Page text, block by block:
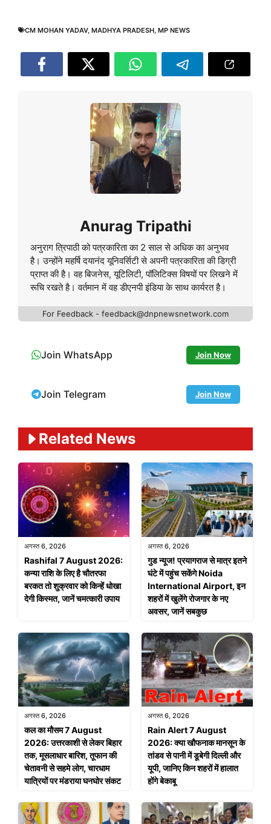
CM MOHAN YADAV, MADHYA PRADESH MP NEWS
Anurag Tripathi
अनुराग त्रिपाठी को पत्रकारिता का 2 साल से अधिक का अनुभव
है। उन्होंने महर्षि दयानंद यूनिवर्सिटी से अपनी पत्रकारिता की डिग्री
प्राप्त की है। वह बिजनेस, यूटिलिटी, पॉलिटिक्स विषयों पर लिखने में
रूचि रखते है। वर्तमान में वह डीएनपी इंडिया के साथ कार्यरत है।
For Feedback - feedback@dnpnewsnetwork.com
Join WhatsApp Join Now
Join Telegram Join Now
Related News
अगस्त 6, 2026
Rashifal 7 August 2026:
कन्या राशि के लिए है चौतरफा
बरकत तो शुक्रवार को किन्हें धोखा
देगी किस्मत, जानें चमत्कारी उपाय
अगस्त 6, 2026
गुड न्यूज! प्रयागराज से मात्र इतने
घंटे में पहुंच सकेंगे Noida
International Airport, इन
शहरों में खुलेंगे रोजगार के नए
अवसर, जानें सबकुछ
अगस्त 6, 2026
कल का मौसम 7 August
2026: उत्तरकाशी से लेकर बिहार
तक, मूसलाधार बारिश, तूफान की
चेतावनी से सहमे लोग, चारधाम
यात्रियों पर मंडराया घनघोर संकट
अगस्त 6, 2026
Rain Alert 7 August
2026: क्या खौफनाक मानसून के
तांडव से पानी में डूबेगी दिल्ली और
यूपी, जानिए किन शहरों में हालात
होंगे बेकाबू